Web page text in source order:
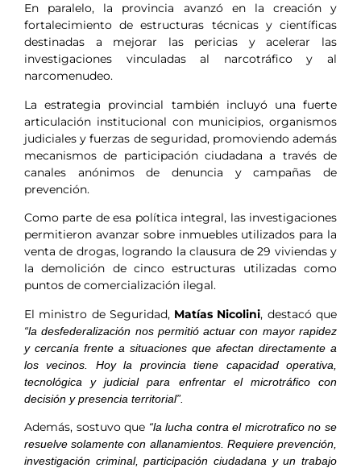
En paralelo, la provincia avanzó en la creación y
fortalecimiento de estructuras técnicas y científicas
destinadas a mejorar las pericias y acelerar las
investigaciones vinculadas al narcotráfico y al
narcomenudeo.
La estrategia provincial también incluyó una fuerte
articulación institucional con municipios, organismos
judiciales y fuerzas de seguridad, promoviendo además
mecanismos de participación ciudadana a través de
canales anónimos de denuncia y campañas de
prevención.
Como parte de esa política integral, las investigaciones
permitieron avanzar sobre inmuebles utilizados para la
venta de drogas, logrando la clausura de 29 viviendas y
la demolición de cinco estructuras utilizadas como
puntos de comercialización ilegal.
El ministro de Seguridad, Matías Nicolini, destacó que
“la desfederalización nos permitió actuar con mayor rapidez
y cercanía frente a situaciones que afectan directamente a
los vecinos. Hoy la provincia tiene capacidad operativa,
tecnológica y judicial para enfrentar el microtráfico con
decisión y presencia territorial”.
Además, sostuvo que “la lucha contra el microtrafico no se
resuelve solamente con allanamientos. Requiere prevención,
investigación criminal, participación ciudadana y un trabajo